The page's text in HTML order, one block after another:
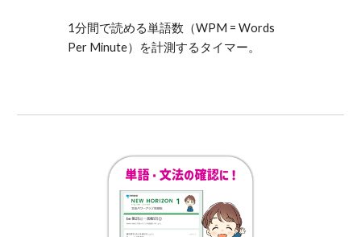
1分間で読める単語数（WPM = Words
Per Minute）を計測するタイマー。